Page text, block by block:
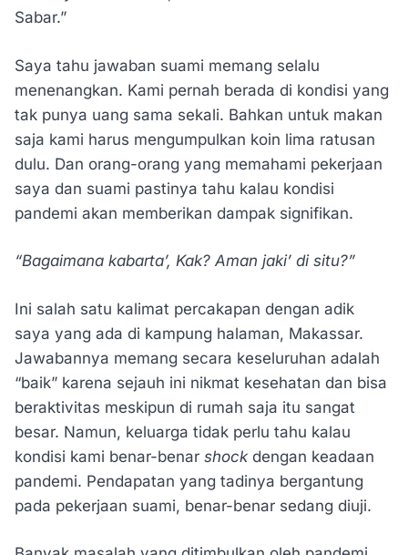
Sabar.”
Saya tahu jawaban suami memang selalu
menenangkan. Kami pernah berada di kondisi yang
tak punya uang sama sekali. Bahkan untuk makan
saja kami harus mengumpulkan koin lima ratusan
dulu. Dan orang-orang yang memahami pekerjaan
saya dan suami pastinya tahu kalau kondisi
pandemi akan memberikan dampak signifikan.
“Bagaimana kabarta’, Kak? Aman jaki’ di situ?”
Ini salah satu kalimat percakapan dengan adik
saya yang ada di kampung halaman, Makassar.
Jawabannya memang secara keseluruhan adalah
“baik” karena sejauh ini nikmat kesehatan dan bisa
beraktivitas meskipun di rumah saja itu sangat
besar. Namun, keluarga tidak perlu tahu kalau
kondisi kami benar-benar shock dengan keadaan
pandemi. Pendapatan yang tadinya bergantung
pada pekerjaan suami, benar-benar sedang diuji.